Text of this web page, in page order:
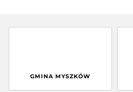
GMINA MYSZKÓW